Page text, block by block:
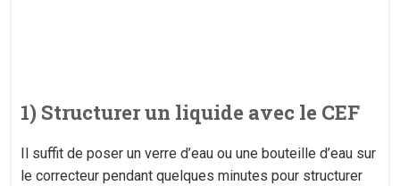
1) Structurer un liquide avec le CEF
Il suffit de poser un verre d’eau ou une bouteille d’eau sur
le correcteur pendant quelques minutes pour structurer